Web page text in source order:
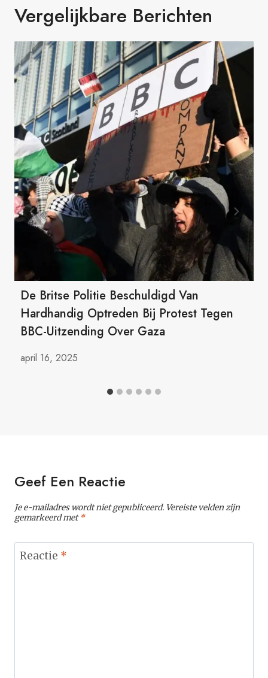
Vergelijkbare Berichten
De Britse Politie Beschuldigd Van
Hardhandig Optreden Bij Protest Tegen
BBC-Uitzending Over Gaza
april 16, 2025
Geef Een Reactie
Je e-mailadres wordt niet gepubliceerd. Vereiste velden zijn
gemarkeerd met*
Reactie *